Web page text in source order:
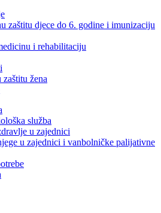
zaštitu djece do 6. godine i imunizaciju
i rehabilitaciju
zaštitu žena
služba
u zajednici
u zajednici i vanbolničke palijativne